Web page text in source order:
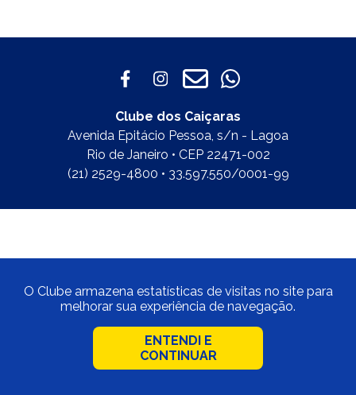
Clube dos Caiçaras
Avenida Epitácio Pessoa, s/n - Lagoa
Rio de Janeiro • CEP 22471-002
(21) 2529-4800 • 33.597.550/0001-99
O Clube armazena estatísticas de visitas no site para
melhorar sua experiência de navegação.
ENTENDI E
CONTINUAR